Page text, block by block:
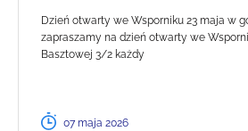
Dzień otwarty we Wsporniku 23 maja w
zapraszamy na dzień otwarty we
Basztowej 3/2 każdy
07 maja 2026